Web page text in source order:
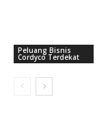
Peluang Bisnis
Cordyco Terdekat